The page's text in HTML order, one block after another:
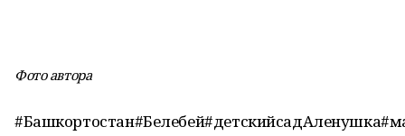
Фото автора